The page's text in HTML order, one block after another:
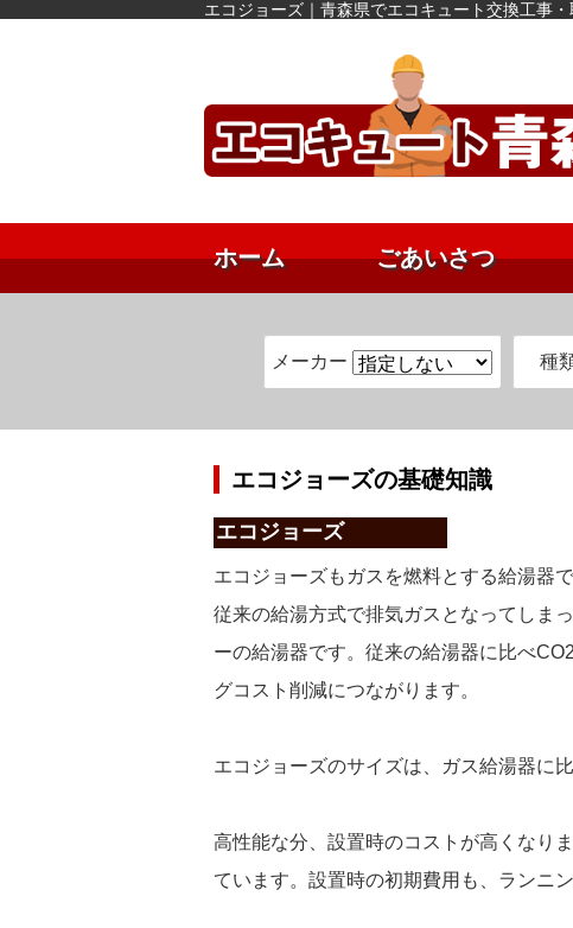
エコジョーズ｜青森県でエコキュート交換工事
ホーム ごあいさつ
メーカー 種
エコジョーズの基礎知識
エコジョーズ
エコジョーズもガスを燃料とする給湯器
従来の給湯方式で排気ガスとなってしま
ーの給湯器です。従来の給湯器に比べ
グコスト削減につながります。
エコジョーズのサイズは、ガス給湯器に
高性能な分、設置時のコストが高くなり
ています。設置時の初期費用も、ランニ